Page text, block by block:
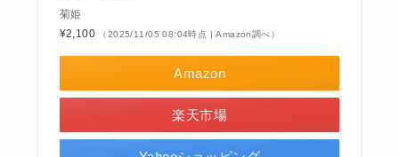
菊姫
¥2,100
（2025/11/05 08:04時点 | Amazon調べ）
Amazon
楽天市場